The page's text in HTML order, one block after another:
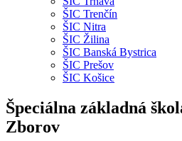
ŠIC Trenčín
ŠIC Nitra
ŠIC Žilina
ŠIC Banská Bystrica
ŠIC Prešov
ŠIC Košice
Špeciálna základná
Zborov